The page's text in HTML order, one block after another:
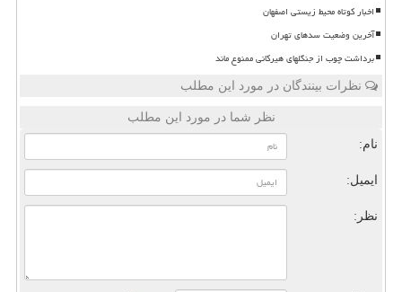
اخبار کوتاه محیط زیستی اصفهان
آخرین وضعیت سدهای تهران
برداشت چوب از جنگلهای هیرکانی ممنوع ماند
نظرات بینندگان در مورد این مطلب
نظر شما در مورد این مطلب
نام:
ایمیل:
نظر: